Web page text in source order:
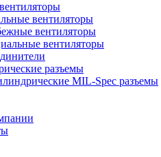
вентиляторы
вентиляторы
вентиляторы
разъемы
MIL-Spec разъемы